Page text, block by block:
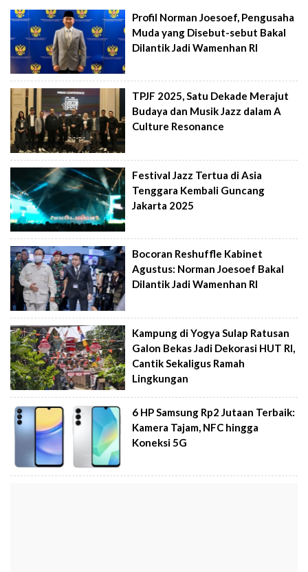
Profil Norman Joesoef, Pengusaha
Muda yang Disebut-sebut Bakal
Dilantik Jadi Wamenhan RI
TPJF 2025, Satu Dekade Merajut
Budaya dan Musik Jazz dalam A
Culture Resonance
Festival Jazz Tertua di Asia
Tenggara Kembali Guncang
Jakarta 2025
Bocoran Reshuffle Kabinet
Agustus: Norman Joesoef Bakal
Dilantik Jadi Wamenhan RI
Kampung di Yogya Sulap Ratusan
Galon Bekas Jadi Dekorasi HUT RI,
Cantik Sekaligus Ramah
Lingkungan
6 HP Samsung Rp2 Jutaan Terbaik:
Kamera Tajam, NFC hingga
Koneksi 5G